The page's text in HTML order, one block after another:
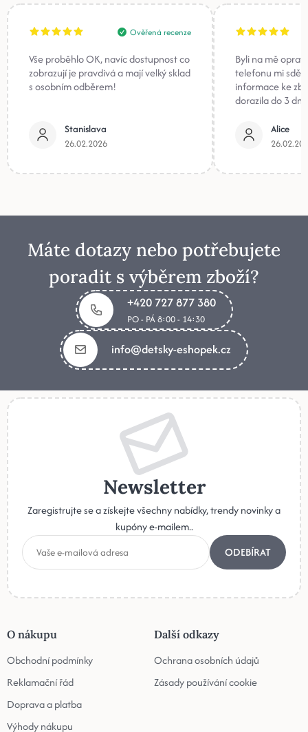
Ověřená recenze
Vše proběhlo OK, navíc dostupnost co
zobrazují je pravdivá a mají velký sklad
s osobním odběrem!
Stanislava
26.02.2026
Byli na mě
telefonu mi
informace ke
dorazila do 3
Alice
Máte dotazy nebo potřebujete
poradit s výběrem zboží?
+420 727 877 380
PO - PÁ 8:00 - 14:30
info@detsky-eshopek.cz
Newsletter
Zaregistrujte se a získejte všechny nabídky, trendy novinky a
kupóny e-mailem..
ODEBÍRAT
O nákupu
Obchodní podmínky
Reklamační řád
Doprava a platba
Výhody nákupu
Další odkazy
Ochrana osobních údajů
Zásady používání cookie